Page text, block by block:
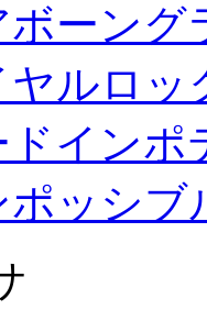
ボーン
ヤルロッ
ドインポ
ポッシブ